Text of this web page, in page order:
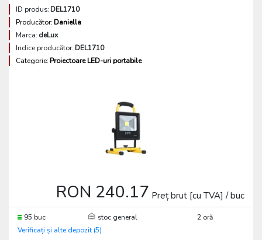
ID produs:DEL1710
Producător:Daniella
Marca: deLux
Indice producător:DEL1710
Categorie:Proiectoare LED-uri portabile
RON 240.17 Preț brut [cu TVA] / buc
95 buc stoc general
2 oră
Verificați și alte depozit (5)